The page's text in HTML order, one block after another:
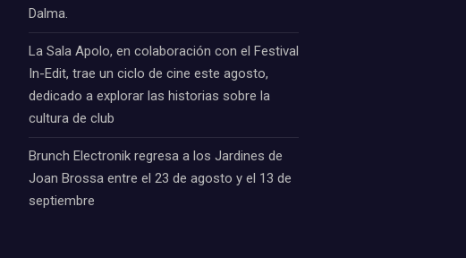
Dalma.
La Sala Apolo, en colaboración con el Festival
In-Edit, trae un ciclo de cine este agosto,
dedicado a explorar las historias sobre la
cultura de club
Brunch Electronik regresa a los Jardines de
Joan Brossa entre el 23 de agosto y el 13 de
septiembre